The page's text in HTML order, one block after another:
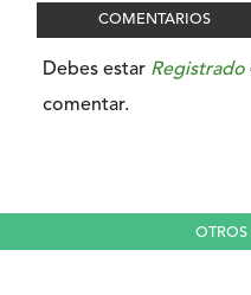
COMENTARIOS
Debes estar Registrado
comentar.
OTROS